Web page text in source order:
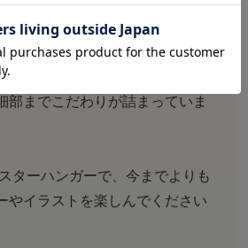
留めている部分にも真鍮素材
部までこだわりが詰まっていま
ターハンガーで、今までよりも
やイラストを楽しんでください